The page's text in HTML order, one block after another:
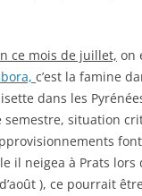
ce mois de juillet, on
c’est la famine
dans les
semestre, situation
il neigea à Prats lors
), ce pourrait